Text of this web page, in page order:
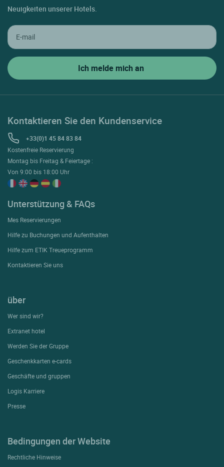
Neuigkeiten unserer Hotels.
Kontaktieren Sie den Kundenservice
+33(0)1 45 84 83 84
Kostenfreie Reservierung
Montag bis Freitag & Feiertage :
Von 9:00 bis 18:00 Uhr
Unterstützung & FAQs
Mes Reservierungen
Hilfe zu Buchungen und Aufenthalten
Hilfe zum ETIK Treueprogramm
Kontaktieren Sie uns
über
Wer sind wir?
Extranet hotel
Werden Sie der Gruppe
Geschenkkarten e-cards
Geschäfte und gruppen
Logis Karriere
Presse
Bedingungen der Website
Rechtliche Hinweise